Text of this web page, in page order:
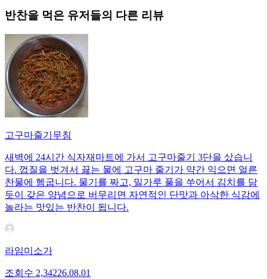
반찬을 먹은 유저들의 다른 리뷰
고구마줄기무침
새벽에 24시간 식자재마트에 가서 고구마줄기 3단을 샀습니
다. 껍질을 벗겨서 끓는 물에 고구마 줄기가 약간 익으면 얼른
찬물에 헹굽니다. 물기를 짜고, 밀가루 풀을 쑤어서 김치를 담
듯이 갖은 양념으로 버무리면 자연적인 단맛과 아삭한 식감에
놀라는 맛있는 반찬이 됩니다.
라임미소가
조회수 2,34226.08.01